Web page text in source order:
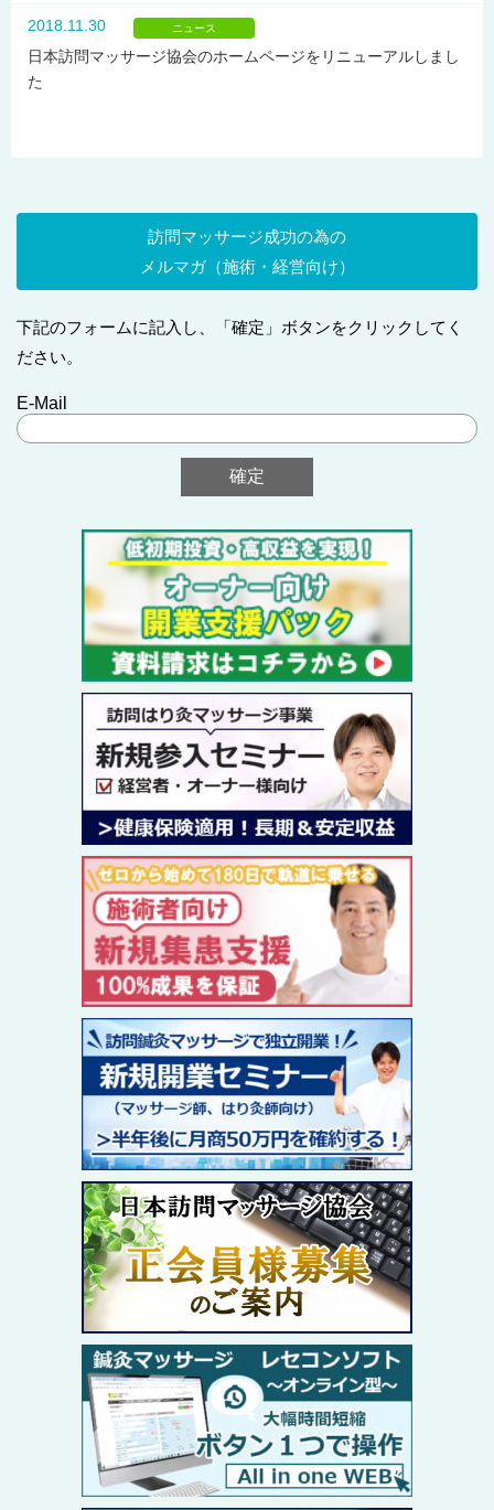
2018.11.30 ニュース
日本訪問マッサージ協会のホームページをリニューアルしまし
た
訪問マッサージ成功の為の
メルマガ（施術・経営向け）
下記のフォームに記入し、「確定」ボタンをクリックしてく
ださい。
E-Mail